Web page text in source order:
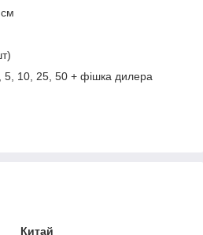
5, 10, 25, 50 + фішка дилера
Китай